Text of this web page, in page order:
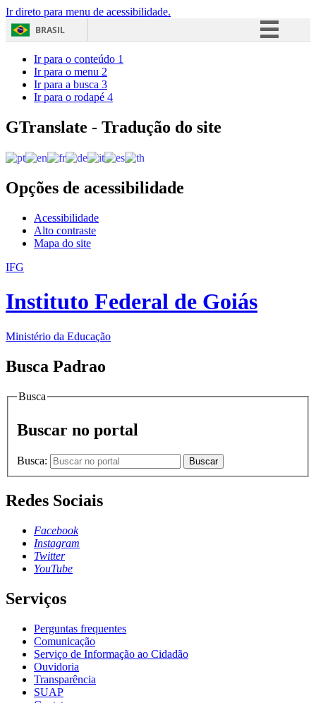
Ir direto para menu de acessibilidade.
BRASIL
Acesso à informação
Ir para o conteúdo 1
Ir para o menu 2
Ir para a busca 3
Ir para o rodapé 4
GTranslate - Tradução do site
Opções de acessibilidade
Acessibilidade
Alto contraste
Mapa do site
IFG
Instituto Federal de Goiás
Ministério da Educação
Busca Padrao
Busca
Buscar no portal
Busca: Buscar
Redes Sociais
Facebook
Instagram
Twitter
YouTube
Serviços
Perguntas frequentes
Comunicação
Serviço de Informação ao Cidadão
Ouvidoria
Transparência
SUAP